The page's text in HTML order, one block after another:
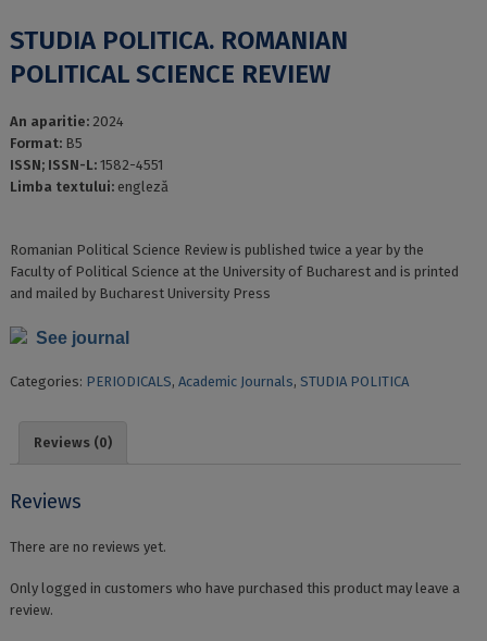
STUDIA POLITICA. ROMANIAN
POLITICAL SCIENCE REVIEW
An aparitie: 2024
Format: B5
ISSN; ISSN-L: 1582-4551
Limba textului: engleză
Romanian Political Science Review is published twice a year by the
Faculty of Political Science at the University of Bucharest and is printed
and mailed by Bucharest University Press
See journal
Categories: PERIODICALS, Academic Journals, STUDIA POLITICA
Reviews (0)
Reviews
There are no reviews yet.
Only logged in customers who have purchased this product may leave a
review.